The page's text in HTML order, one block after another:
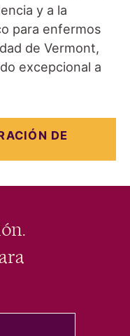
y a la
para enfermos
de Vermont,
excepcional a
DE